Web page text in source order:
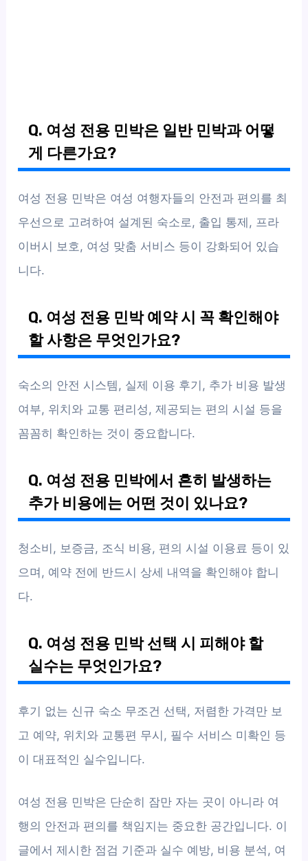
Q. 여성 전용 민박은 일반 민박과 어떻
게 다른가요?
여성 전용 민박은 여성 여행자들의 안전과 편의를 최
우선으로 고려하여 설계된 숙소로, 출입 통제, 프라
이버시 보호, 여성 맞춤 서비스 등이 강화되어 있습
니다.
Q. 여성 전용 민박 예약 시 꼭 확인해야
할 사항은 무엇인가요?
숙소의 안전 시스템, 실제 이용 후기, 추가 비용 발생
여부, 위치와 교통 편리성, 제공되는 편의 시설 등을
꼼꼼히 확인하는 것이 중요합니다.
Q. 여성 전용 민박에서 흔히 발생하는
추가 비용에는 어떤 것이 있나요?
청소비, 보증금, 조식 비용, 편의 시설 이용료 등이 있
으며, 예약 전에 반드시 상세 내역을 확인해야 합니
다.
Q. 여성 전용 민박 선택 시 피해야 할
실수는 무엇인가요?
후기 없는 신규 숙소 무조건 선택, 저렴한 가격만 보
고 예약, 위치와 교통편 무시, 필수 서비스 미확인 등
이 대표적인 실수입니다.
여성 전용 민박은 단순히 잠만 자는 곳이 아니라 여
행의 안전과 편의를 책임지는 중요한 공간입니다. 이
글에서 제시한 점검 기준과 실수 예방, 비용 분석, 여